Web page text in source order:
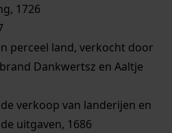
1726
perceel land, verkocht door
Dankwertsz en Aaltje
verkoop van landerijen en
uitgaven, 1686